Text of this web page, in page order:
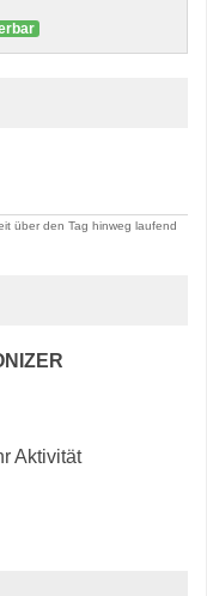
über den Tag hinweg laufend
Aktivität